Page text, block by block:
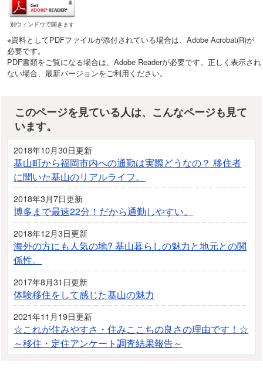
別ウィンドウで開きます
※資料としてPDFファイルが添付されている場合は、Adobe Acrobat(R)が
必要です。
PDF書類をご覧になる場合は、Adobe Readerが必要です。正しく表示され
ない場合、最新バージョンをご利用ください。
このページを見ている人は、こんなページも見て
います。
2018年10月30日更新
基山町から福岡市内への通勤は実際どうなの？ 移住者
に聞いた基山のリアルライフ。
2018年3月7日更新
博多まで最速22分！だから通勤しやすい。
2018年12月3日更新
海外の方にも人気の地? 基山暮らしの魅力と地元との関
係性。
2017年8月31日更新
体験移住をして感じた基山の魅力
2021年11月19日更新
☆これが住みやすさ・住みここちの良さの理由です！☆
～移住・定住アンケート調査結果報告～